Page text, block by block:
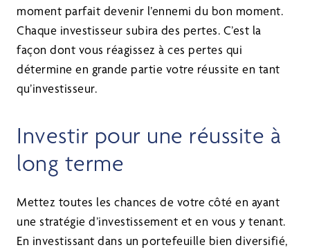
moment parfait devenir l’ennemi du bon moment.
Chaque investisseur subira des pertes. C’est la
façon dont vous réagissez à ces pertes qui
détermine en grande partie votre réussite en tant
qu’investisseur.
Investir pour une réussite à
long terme
Mettez toutes les chances de votre côté en ayant
une stratégie d’investissement et en vous y tenant.
En investissant dans un portefeuille bien diversifié,